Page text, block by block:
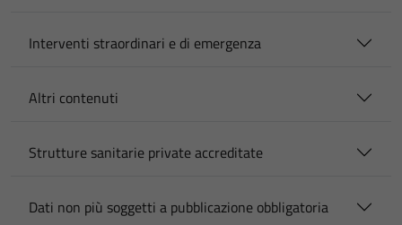
Interventi straordinari e di emergenza
Altri contenuti
Strutture sanitarie private accreditate
Dati non più soggetti a pubblicazione obbligatoria